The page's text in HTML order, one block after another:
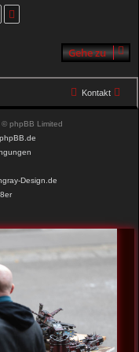
Gehe zu
Kontakt
phpBB Limited
phpBB.de
Design.de